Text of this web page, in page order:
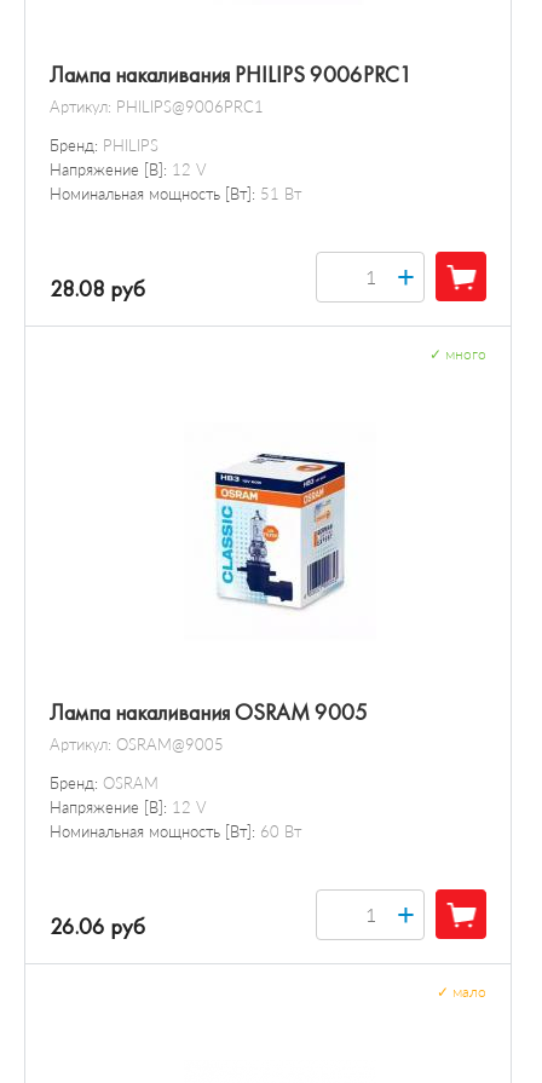
Лампа накаливания PHILIPS 9006PRC1
Артикул: PHILIPS@9006PRC1
Бренд: PHILIPS
Напряжение [В]: 12 V
Номинальная мощность [Вт]: 51 Вт
28.08 руб +
Лампа накаливания OSRAM 9005
Артикул: OSRAM@9005
Бренд: OSRAM
Напряжение [В]: 12 V
Номинальная мощность [Вт]: 60 Вт
много
26.06 руб +
мало